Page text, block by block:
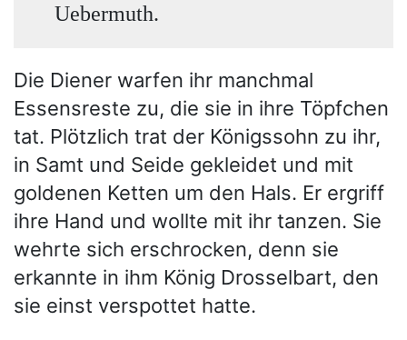
Uebermuth.
Die Diener warfen ihr manchmal
Essensreste zu, die sie in ihre Töpfchen
tat. Plötzlich trat der Königssohn zu ihr,
in Samt und Seide gekleidet und mit
goldenen Ketten um den Hals. Er ergriff
ihre Hand und wollte mit ihr tanzen. Sie
wehrte sich erschrocken, denn sie
erkannte in ihm König Drosselbart, den
sie einst verspottet hatte.